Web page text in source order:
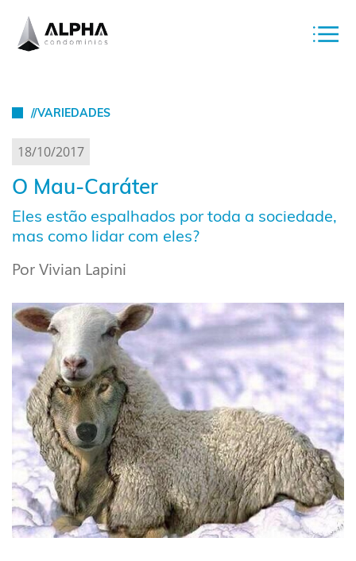
//VARIEDADES
18/10/2017
O Mau-Caráter
Eles estão espalhados por toda a sociedade,
mas como lidar com eles?
Por Vivian Lapini